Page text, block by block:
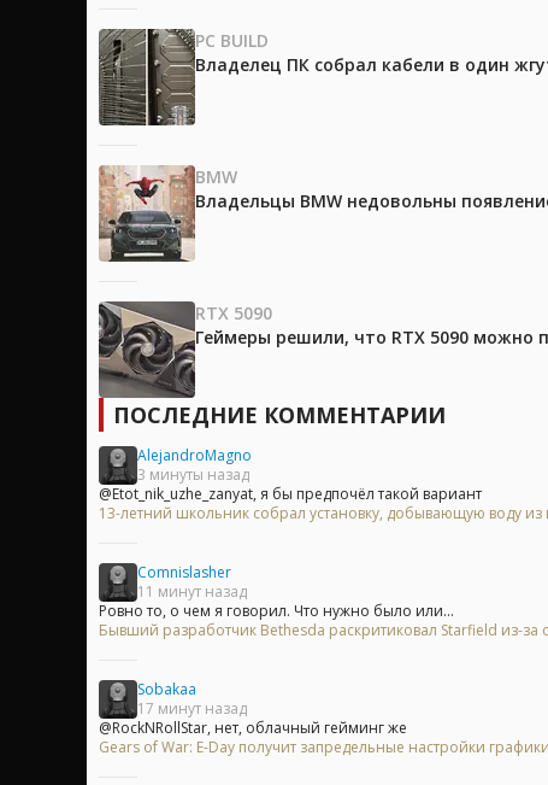
PC BUILD
Владелец ПК собрал кабели в один
BMW
Владельцы BMW недовольны
RTX 5090
Геймеры решили, что RTX 5090 можно
ПОСЛЕДНИЕ КОММЕНТАРИИ
AlejandroMagno
3 минуты назад
@Etot_nik_uzhe_zanyat, я бы предпочёл такой вариант
13-летний школьник собрал установку, добывающую воду
Comnislasher
11 минут назад
Ровно то, о чем я говорил. Что нужно было или...
Бывший разработчик Bethesda раскритиковал Starfield из-
Sobakaa
17 минут назад
@RockNRollStar, нет, облачный гейминг же
Gears of War: E-Day получит запредельные настройки